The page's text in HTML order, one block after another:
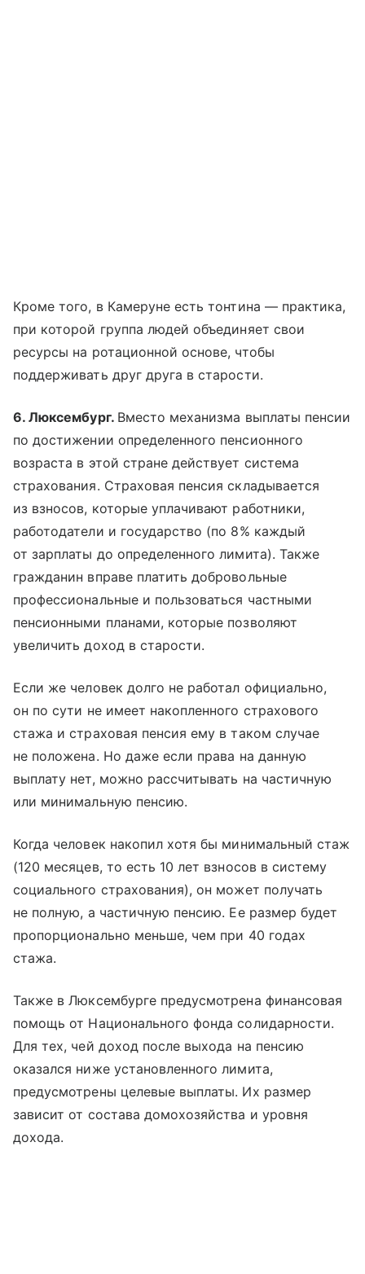
Кроме того, в Камеруне есть тонтина — практика,
при которой группа людей объединяет свои
ресурсы на ротационной основе, чтобы
поддерживать друг друга в старости.
6. Люксембург. Вместо механизма выплаты пенсии
по достижении определенного пенсионного
возраста в этой стране действует система
страхования. Страховая пенсия складывается
из взносов, которые уплачивают работники,
работодатели и государство (по 8% каждый
от зарплаты до определенного лимита). Также
гражданин вправе платить добровольные
профессиональные и пользоваться частными
пенсионными планами, которые позволяют
увеличить доход в старости.
Если же человек долго не работал официально,
он по сути не имеет накопленного страхового
стажа и страховая пенсия ему в таком случае
не положена. Но даже если права на данную
выплату нет, можно рассчитывать на частичную
или минимальную пенсию.
Когда человек накопил хотя бы минимальный стаж
(120 месяцев, то есть 10 лет взносов в систему
социального страхования), он может получать
не полную, а частичную пенсию. Ее размер будет
пропорционально меньше, чем при 40 годах
стажа.
Также в Люксембурге предусмотрена финансовая
помощь от Национального фонда солидарности.
Для тех, чей доход после выхода на пенсию
оказался ниже установленного лимита,
предусмотрены целевые выплаты. Их размер
зависит от состава домохозяйства и уровня
дохода.